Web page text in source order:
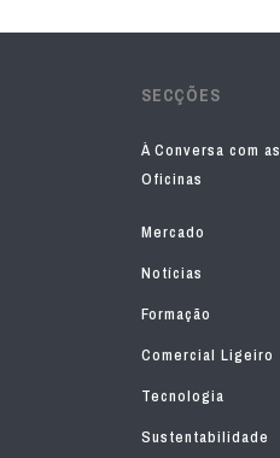
SECÇÕES
À Conversa com as
Oficinas
Mercado
Notícias
Formação
Comercial Ligeiro
Tecnologia
Sustentabilidade